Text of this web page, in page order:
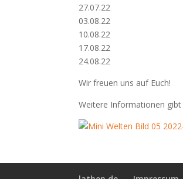
27.07.22
03.08.22
10.08.22
17.08.22
24.08.22
Wir freuen uns auf Euch!
Weitere Informationen